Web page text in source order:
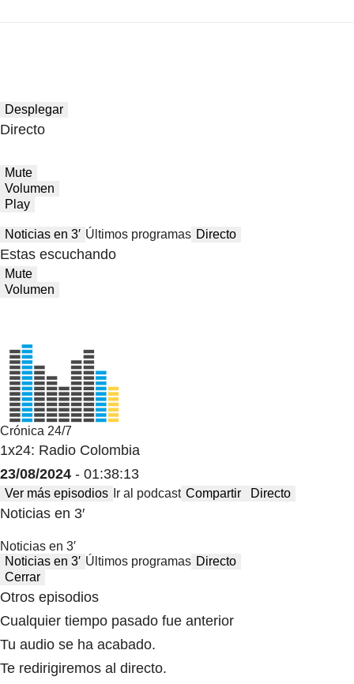
Desplegar
Directo
Mute
Volumen
Play
Noticias en 3′ Últimos programas Directo
Estas escuchando
Mute
Volumen
Crónica 24/7
1x24: Radio Colombia
23/08/2024 - 01:38:13
Ver más episodios Ir al podcast Compartir Directo
Noticias en 3′
Noticias en 3′
Noticias en 3′ Últimos programas Directo
Cerrar
Otros episodios
Cualquier tiempo pasado fue anterior
Tu audio se ha acabado.
Te redirigiremos al directo.